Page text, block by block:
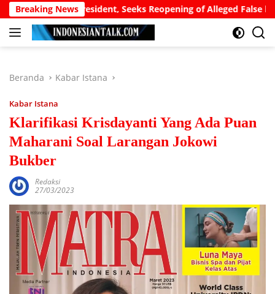
Langsung
ke
konten
Breaking News
to President, Seeks Reopening of Alleged False birth
Beranda Kabar Istana
Kabar Istana
Klarifikasi Krisdayanti Yang Ada Puan
Maharani Soal Larangan Jokowi
Bukber
Redaksi
27/03/2023